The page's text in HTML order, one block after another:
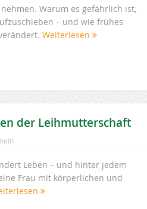
Warum es gefährlich ist,
– und wie frühes
Weiterlesen
der Leihmutterschaft
Leben – und hinter jedem
Frau mit körperlichen und